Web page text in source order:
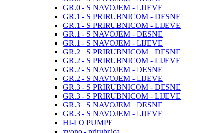
GR.0 - S NAVOJEM - LIJEVE
GR.1 - S PRIRUBNICOM - DESNE
GR.1 - S PRIRUBNICOM - LIJEVE
GR.1 - S NAVOJEM - DESNE
GR.1 - S NAVOJEM - LIJEVE
GR.2 - S PRIRUBNICOM - DESNE
GR.2 - S PRIRUBNICOM - LIJEVE
GR.2 - S NAVOJEM - DESNE
GR.2 - S NAVOJEM - LIJEVE
GR.3 - S PRIRUBNICOM - DESNE
GR.3 - S PRIRUBNICOM - LIJEVE
GR.3 - S NAVOJEM - DESNE
GR.3 - S NAVOJEM - LIJEVE
HI-LO PUMPE
zvono - prirubnica